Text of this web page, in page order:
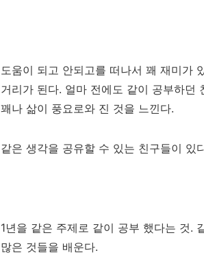
도움이 되고 안되고를 떠나서 꽤 재미가
거리가 된다. 얼마 전에도 같이 공부하던
꽤나 삶이 풍요로와 진 것을 느낀다.
같은 생각을 공유할 수 있는 친구들이 있
1년을 같은 주제로 같이 공부 했다는 것.
많은 것들을 배운다.